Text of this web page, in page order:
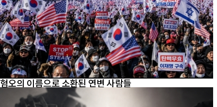
혐오의 이름으로 소환된 연변 사람들